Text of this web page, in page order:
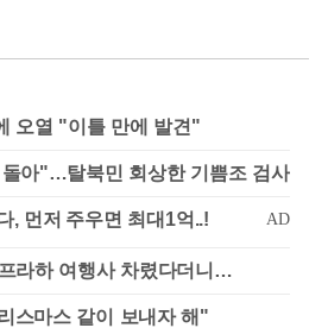
오열 "이틀 만에 발견"
아"…탈북민 회상한 기쁨조 검사
라하 여행사 차렸다더니…
스마스 같이 보내자 해"